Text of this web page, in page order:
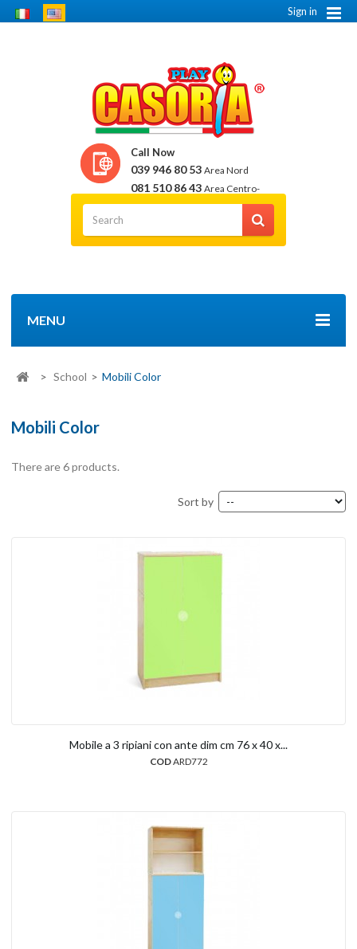
Sign in
Call Now
039 946 80 53 Area Nord
081 510 86 43 Area Centro-
Sud
MENU
> School > Mobili Color
Mobili Color
There are 6 products.
Sort by
Mobile a 3 ripiani con ante dim cm 76 x 40 x...
CODARD772